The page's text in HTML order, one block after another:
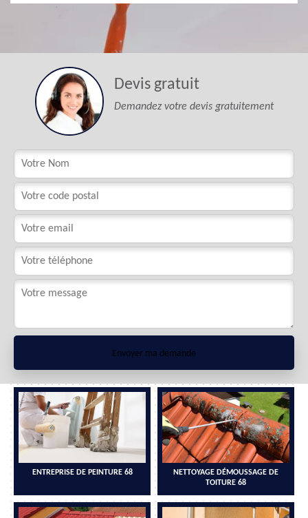
Devis gratuit
Demandez votre devis gratuitement
ENTREPRISE DE PEINTURE 68
NETTOYAGE DÉMOUSSAGE DE
TOITURE 68